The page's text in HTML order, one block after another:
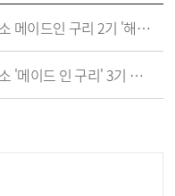
2023 구리시 음악창작소 메이드인 구리 2기 '해밀- U'
2024 구리시 음악창작소 '메이드 인 구리' 3기 베일 자켓사진